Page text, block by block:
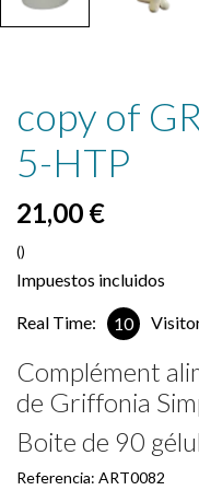
copy of
5-HTP
21,00 €
()
Impuestos incluidos
Real Time: 10
Complément
de Griffonia
Boite de 90
Referencia: ART0082